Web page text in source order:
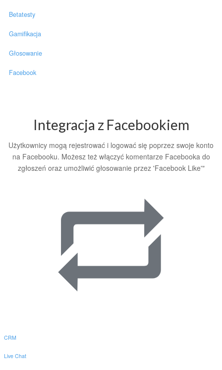
Betatesty
Gamifikacja
Głosowanie
Facebook
Integracja z Facebookiem
Użytkownicy mogą rejestrować i logować się poprzez swoje konto
na Facebooku. Możesz też włączyć komentarze Facebooka do
zgłoszeń oraz umożliwić głosowanie przez 'Facebook Like'"
CRM
Live Chat